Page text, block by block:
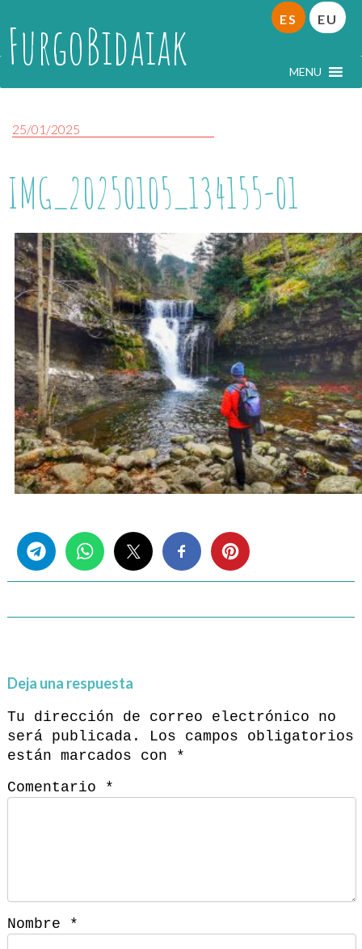
FurgoBidaiak MENU
ES EU
25/01/2025
IMG_20250105_134155-01
Deja una respuesta
Tu dirección de correo electrónico no
será publicada.
Los campos obligatorios
están marcados con
*
Comentario
*
Nombre *